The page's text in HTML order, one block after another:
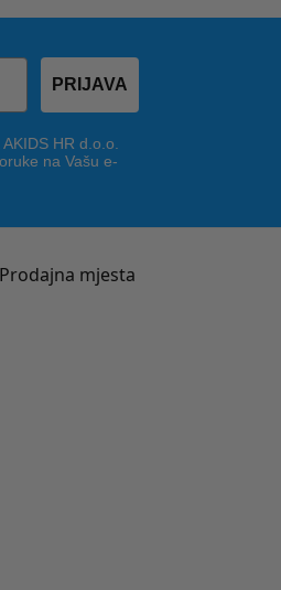
PRIJAVA
HR d.o.o.
na Vašu e-
Prodajna mjesta